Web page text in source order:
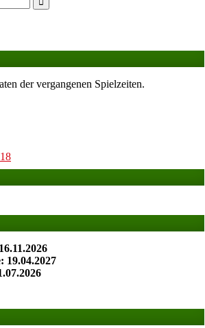
der vergangenen Spielzeiten.
19.04.2027